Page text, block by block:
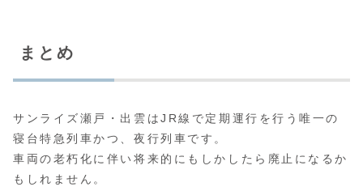
まとめ
サンライズ瀬戸・出雲はJR線で定期運行を行う唯一の
寝台特急列車かつ、夜行列車です。
車両の老朽化に伴い将来的にもしかしたら廃止になるか
もしれません。